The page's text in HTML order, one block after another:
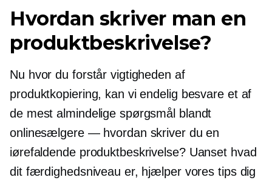
Hvordan skriver man en
produktbeskrivelse?
Nu hvor du forstår vigtigheden af ​​
produktkopiering, kan vi endelig besvare et af
de mest almindelige spørgsmål blandt
onlinesælgere — hvordan skriver du en
iørefaldende produktbeskrivelse? Uanset hvad
dit færdighedsniveau er, hjælper vores tips dig